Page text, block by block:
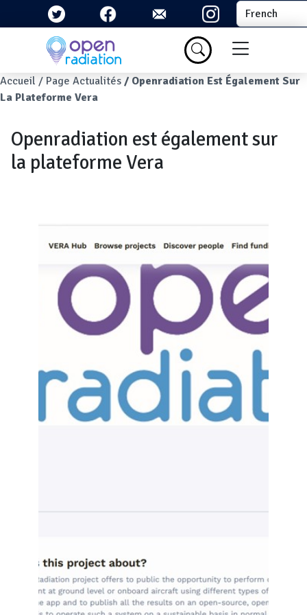
Aller au contenu principal Select your
Menu du
Fil d'Ariane
Accueil Page Actualités
Openradiation Est Également Sur
La Plateforme Vera
Openradiation est également sur
la plateforme Vera